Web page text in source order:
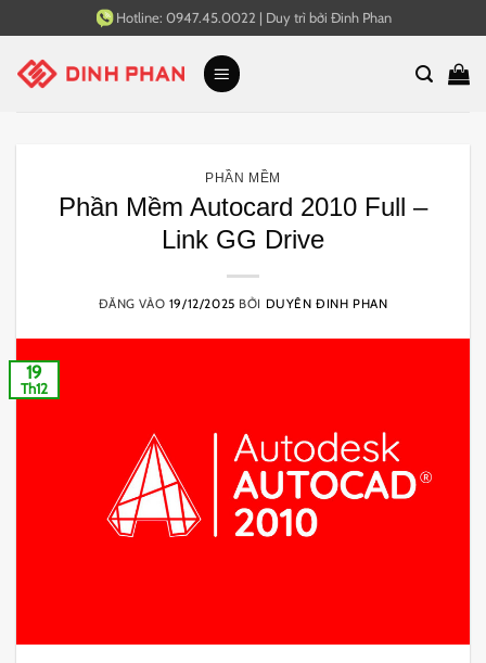
qua
nội
Hotline: 0947.45.0022 | Duy trì bởi Đinh Phan
PHẦN MỀM
Phần Mềm Autocard 2010 Full –
Link GG Drive
ĐĂNG VÀO 19/12/2025 BỞI DUYÊN ĐINH PHAN
19
Th12